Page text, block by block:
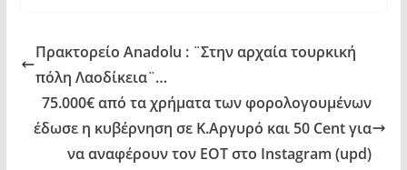
Πρακτορείο Anadolu : ¨Στην αρχαία τουρκική
πόλη Λαοδίκεια¨…
75.000€ από τα χρήματα των φορολογουμένων
έδωσε η κυβέρνηση σε Κ.Αργυρό και 50 Cent για
να αναφέρουν τον ΕΟΤ στο Instagram (upd)